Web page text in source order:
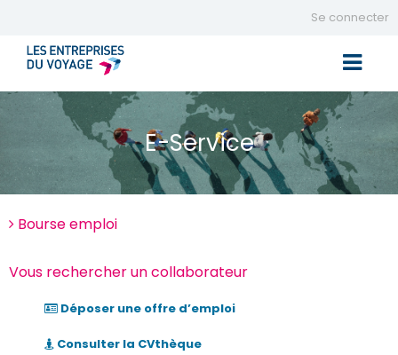
Se connecter
E-Service
Bourse emploi
Vous rechercher un collaborateur
Déposer une offre d’emploi
Consulter la CVthèque